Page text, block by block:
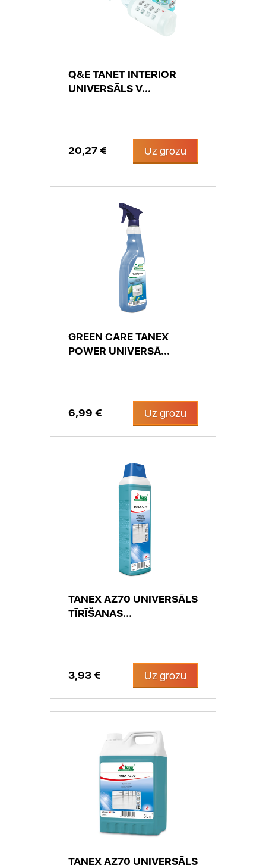
Q&E TANET INTERIOR
UNIVERSĀLS V...
20,27 € Uz grozu
GREEN CARE TANEX
POWER UNIVERSĀ...
6,99 € Uz grozu
TANEX AZ70 UNIVERSĀLS
TĪRĪŠANAS...
3,93 € Uz grozu
TANEX AZ70 UNIVERSĀLS